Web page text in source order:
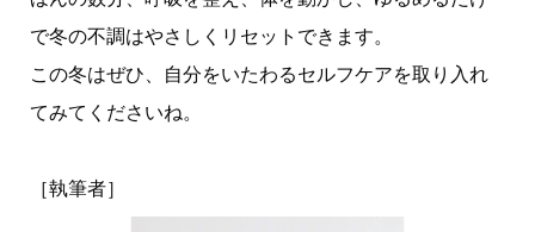
で冬の不調はやさしくリセットできます。
この冬はぜひ、自分をいたわるセルフケアを取り入れ
てみてくださいね。
［執筆者］